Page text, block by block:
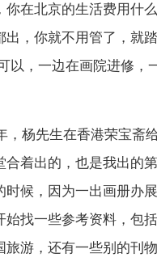
你在北京的生活费用什
出，你就不用管了，就
以，一边在画院进修，
，杨先生在香港荣宝斋
合着出的，也是我出的
时候，因为一出画册办展
始找一些参考资料，包
旅游，还有一些别的刊